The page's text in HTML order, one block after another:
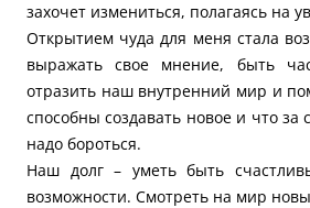
захочет измениться, полагаясь на
Открытием чуда для меня стала
выражать свое мнение, быть
отразить наш внутренний мир и
способны создавать новое и что за
надо бороться.
Наш долг – уметь быть
возможности. Смотреть на мир